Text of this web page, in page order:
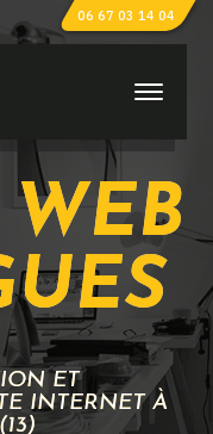
06 67 03 14 04
ET
INTERNET À